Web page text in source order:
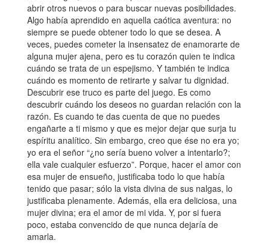
abrir otros nuevos o para buscar nuevas posibilidades.
Algo había aprendido en aquella caótica aventura: no
siempre se puede obtener todo lo que se desea. A
veces, puedes cometer la insensatez de enamorarte de
alguna mujer ajena, pero es tu corazón quien te indica
cuándo se trata de un espejismo. Y también te indica
cuándo es momento de retirarte y salvar tu dignidad.
Descubrir ese truco es parte del juego. Es como
descubrir cuándo los deseos no guardan relación con la
razón. Es cuando te das cuenta de que no puedes
engañarte a ti mismo y que es mejor dejar que surja tu
espíritu analítico. Sin embargo, creo que ése no era yo;
yo era el señor “¿no sería bueno volver a intentarlo?;
ella vale cualquier esfuerzo”. Porque, hacer el amor con
esa mujer de ensueño, justificaba todo lo que había
tenido que pasar; sólo la vista divina de sus nalgas, lo
justificaba plenamente. Además, ella era deliciosa, una
mujer divina; era el amor de mi vida. Y, por si fuera
poco, estaba convencido de que nunca dejaría de
amarla.